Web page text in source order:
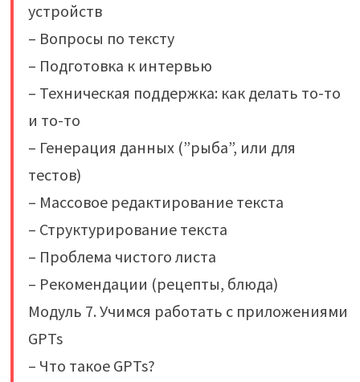
устройств
– Вопросы по тексту
– Подготовка к интервью
– Техническая поддержка: как делать то-то
и то-то
– Генерация данных (”рыба”, или для
тестов)
– Массовое редактирование текста
– Структурирование текста
– Проблема чистого листа
– Рекомендации (рецепты, блюда)
Модуль 7. Учимся работать с приложениями
GPTs
– Что такое GPTs?